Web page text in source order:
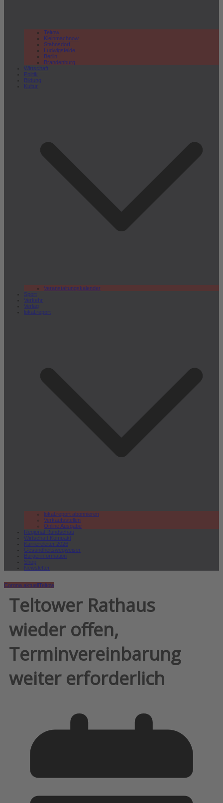
Teltow
Kleinmachnow
Stahnsdorf
Ludwigsfelde
Berlin
Brandenburg
Wirtschaft
Politik
Bildung
Kultur
Veranstaltungskalender
Sport
Verkehr
Verlag
lokal.report
lokal.report abonnieren
Verkaufsstellen
Online Ausgabe
Regional Rundschau
Wirtschaft.Kompakt
Karriereleiter 2026
Gesundheitswegweiser
Bürgerinformation
Shop
Newsletter
Corona aktuellTeltow
Teltower Rathaus
wieder offen,
Terminvereinbarung
weiter erforderlich